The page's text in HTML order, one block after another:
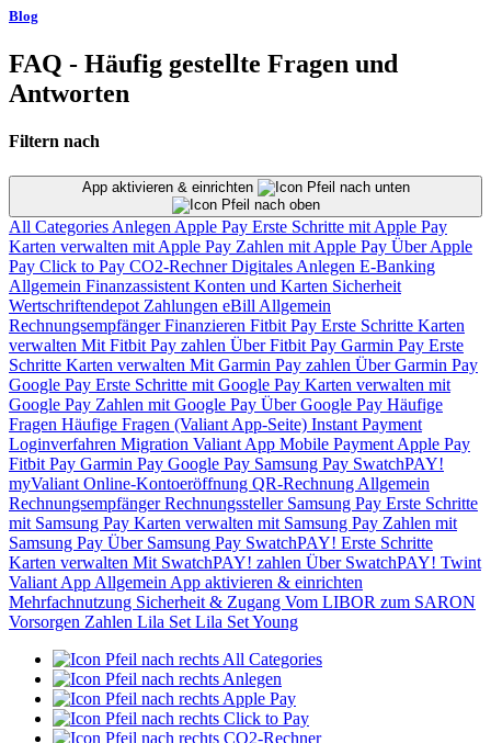
Blog
FAQ - Häufig gestellte Fragen und
Antworten
Filtern nach
App aktivieren & einrichten
All Categories Anlegen Apple Pay Erste Schritte mit Apple Pay
Karten verwalten mit Apple Pay Zahlen mit Apple Pay Über Apple
Pay Click to Pay CO2-RechnerDigitales Anlegen E-Banking
Allgemein Finanzassistent Konten und Karten Sicherheit
Wertschriftendepot Zahlungen eBill Allgemein
RechnungsempfängerFinanzieren Fitbit Pay Erste Schritte Karten
verwalten Mit Fitbit Pay zahlen Über Fitbit Pay Garmin Pay Erste
Schritte Karten verwalten Mit Garmin Pay zahlen Über Garmin Pay
Google Pay Erste Schritte mit Google Pay Karten verwalten mit
Google Pay Zahlen mit Google Pay Über Google Pay Häufige
Fragen Häufige Fragen (Valiant App-Seite) Instant Payment
Loginverfahren Migration Valiant App Mobile Payment Apple Pay
Fitbit Pay Garmin Pay Google Pay Samsung Pay SwatchPAY!
myValiant Online-Kontoeröffnung QR-Rechnung Allgemein
RechnungsempfängerRechnungssteller Samsung Pay Erste Schritte
mit Samsung Pay Karten verwalten mit Samsung Pay Zahlen mit
Samsung Pay Über Samsung Pay SwatchPAY! Erste Schritte
Karten verwalten Mit SwatchPAY! zahlen Über SwatchPAY! Twint
Valiant App Allgemein App aktivieren & einrichten
Mehrfachnutzung Sicherheit & Zugang Vom LIBOR zum SARON
Vorsorgen Zahlen Lila Set Lila Set Young
All Categories
Anlegen
Apple Pay
Click to Pay
CO2-Rechner